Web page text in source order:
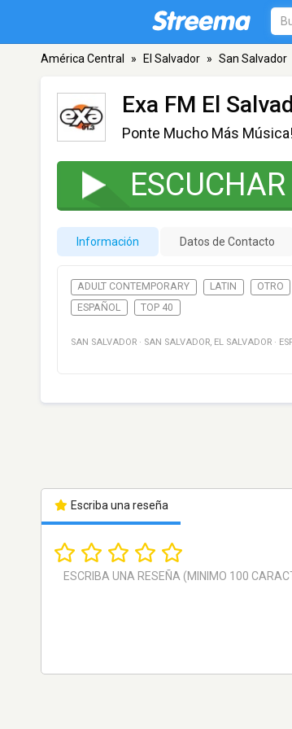
América Central » El Salvador » San Salvador
Exa FM El
Ponte Mucho Más Música!
ESCUCHAR
Información Datos de Contacto
ADULT CONTEMPORARY LATIN OTRO
ESPAÑOL
TOP 40
SAN SALVADOR · SAN SALVADOR, EL SALVADOR ·
Escriba una reseña